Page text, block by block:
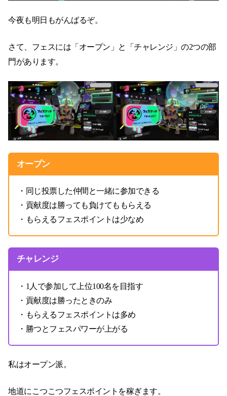
今夜も明日もがんばるぞ。
さて、フェスには「オープン」と「チャレンジ」の2つの部
門があります。
オープン
・同じ投票した仲間と一緒に参加できる
・貢献度は勝っても負けてももらえる
・もらえるフェスポイントは少なめ
チャレンジ
・1人で参加して上位100名を目指す
・貢献度は勝ったときのみ
・もらえるフェスポイントは多め
・勝つとフェスパワーが上がる
私はオープン派。
地道にこつこつフェスポイントを稼ぎます。